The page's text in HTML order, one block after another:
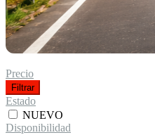
Precio
Filtrar
Estado
NUEVO
Disponibilidad